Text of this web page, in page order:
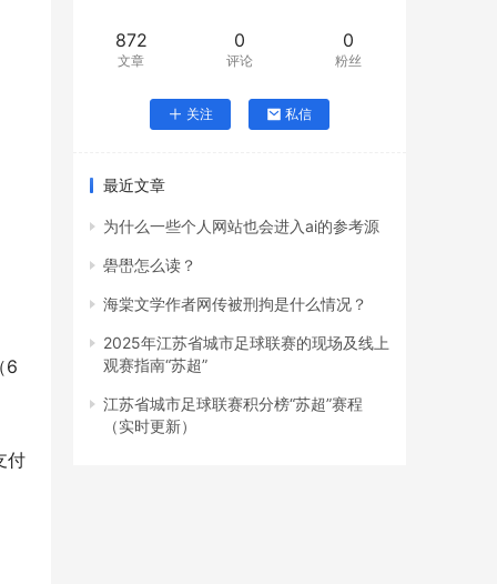
6
付
872
文章
0
评论
0
粉丝
关注 私信
最近文章
为什么一些个人网站也会进入ai的参考源
礐嶨怎么读？
海棠文学作者网传被刑拘是什么情况？
2025年江苏省城市足球联赛的现场及线上
观赛指南“苏超”
江苏省城市足球联赛积分榜“苏超”赛程
（实时更新）